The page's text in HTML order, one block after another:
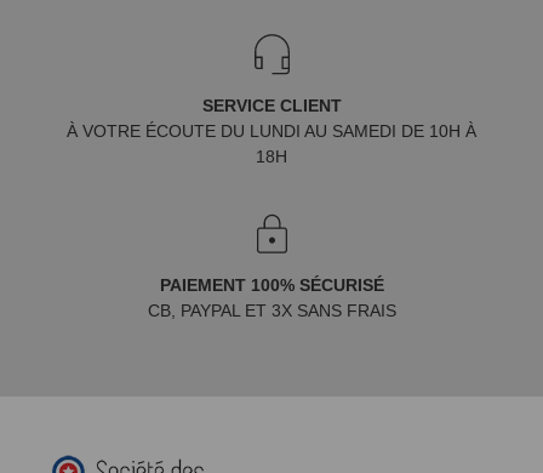
SERVICE CLIENT
À VOTRE ÉCOUTE DU LUNDI AU SAMEDI DE 10H À
18H
PAIEMENT 100% SÉCURISÉ
CB, PAYPAL ET 3X SANS FRAIS